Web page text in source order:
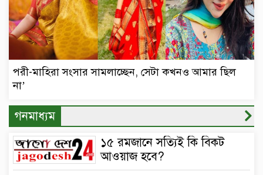
পরী-মাহিরা সংসার সামলাচ্ছেন, সেটা কখনও আমার ছিল
না’
গনমাধ্যম
১৫ রমজানে সত্যিই কি বিকট
আওয়াজ হবে?